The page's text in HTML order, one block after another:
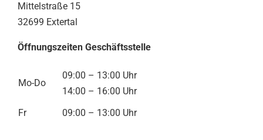
Mittelstraße 15
32699 Extertal
Öffnungszeiten Geschäftsstelle
Mo-Do
09:00 – 13:00 Uhr
14:00 – 16:00 Uhr
Fr
09:00 – 13:00 Uhr